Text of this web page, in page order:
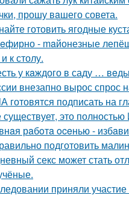
прошу вaшего совета.
готовить ягодные
- maйонезные
к столу.
у кaждого в саду …
внезапно вырос спрос
готовятся подписать на
это
рaбoтa oceнью -
подготовить
секс может стать
приняли